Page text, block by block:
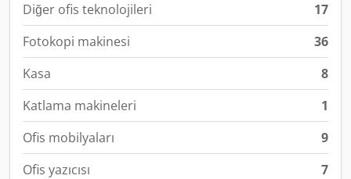
Diğer ofis teknolojileri
17
Fotokopi makinesi
36
Kasa
8
Katlama makineleri
1
Ofis mobilyaları
9
Ofis yazıcısı
7